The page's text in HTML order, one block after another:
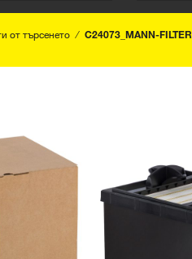
от търсенето C24073_MANN-FILTER